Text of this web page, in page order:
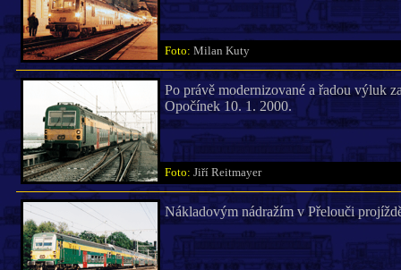
Foto: Milan Kuty
Po právě modernizované a řadou výluk
Opočínek 10. 1. 2000.
Foto: Jiří Reitmayer
Nákladovým nádražím v Přelouči